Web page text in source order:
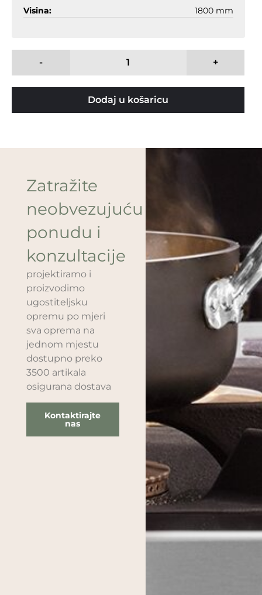
Visina: 1800 mm
- +
Dodaj u košaricu
Zatražite
neobvezujuću
ponudu i
konzultacije
projektiramo i
proizvodimo
ugostiteljsku
opremu po mjeri
sva oprema na
jednom mjestu
dostupno preko
3500 artikala
osigurana dostava
Kontaktirajte
nas